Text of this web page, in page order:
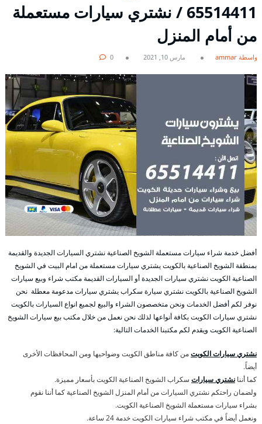
65514411 / نشتري سيارات مستعملة
من أمام المنزل
بواسطة ammar مارس 10, 2021 0
أفضل خدمة شراء سيارات مستعملة الشويخ الصناعية نشتري السيارات الجديدة والقديمة
بمنطقة الشويخ الصناعية بالكويت يشتري سيارات مستعملة من امام البيت في الشويخ
الصناعية الكويت نشتري سيارات الجديدة أو السيارات القديمة مكتب شراء وبيع سيارات
الشويخ الصناعية بالكويت نشتري سيارة سكراب يشتري سيارات مدعومة معطلة نحن
نوفر لكم أفضل الخدمات ونحن متخصصون الشراء والبيع لجميع انواع السيارات بالكويت
نشتري سيارات الكويت بكافة أنواعها لذلك نحن نعمل من خلال مكتب بيع سيارات الشويخ
الصناعية الكويت ويقدم لكم مكتبنا الخدمات التالية:
نشتري سيارات الكويتمن كافة مناطق الكويت وضواحيها ومن المحافظات الأخرى
أيضاً.
كما أننا نشتري سيارات سكراب الشويخ الصناعية الكويت بأسعار مميزة.
ولضمان راحتكم نشتري السيارات من أمام المنزل الشويخ الصناعية كما أننا نقوم
بشراء سيارات مستعملة الشويخ الصناعية الكويت.
ونعمل أيضاً في مكتب شراء سيارات الكويت خدمة 24 ساعة.